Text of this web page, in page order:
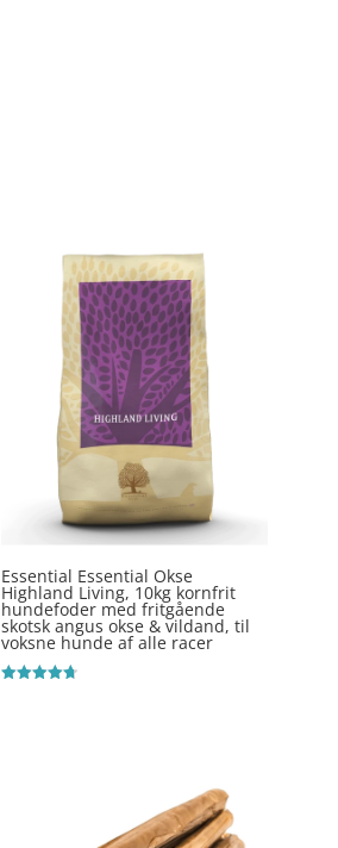
Essential Essential Okse
Highland Living, 10kg kornfrit
hundefoder med fritgående
skotsk angus okse & vildand, til
voksne hunde af alle racer